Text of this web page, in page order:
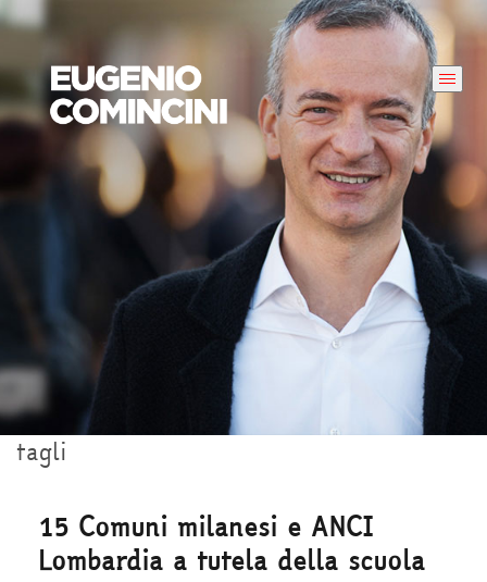
tagli
15 Comuni milanesi e ANCI
Lombardia a tutela della scuola